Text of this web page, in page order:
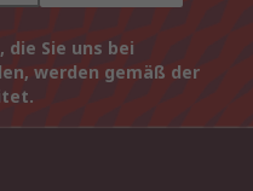
die Sie uns bei
werden gemäß der